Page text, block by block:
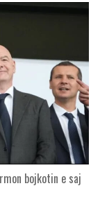
bojkotin e saj